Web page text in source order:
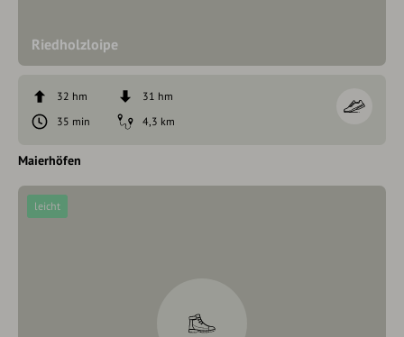
Riedholzloipe
32 hm
31 hm
35 min
4,3 km
Maierhöfen
leicht